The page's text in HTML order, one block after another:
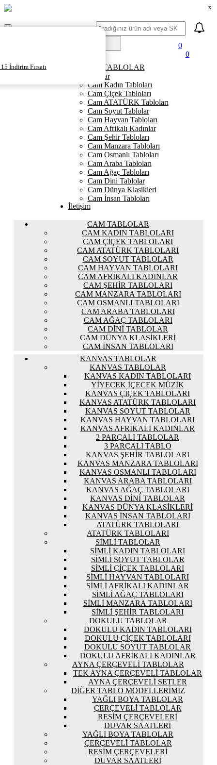
x
Mobil
Ara
İndirim Fırsatı
0
0
KANVAS TABLOLAR
Cam Tablolar
Cam Kadın Tabloları
Cam Çiçek Tabloları
Cam ATATÜRK Tabloları
Cam Soyut Tablolar
Cam Hayvan Tabloları
Cam Afrikalı Kadınlar
Cam Şehir Tabloları
Cam Manzara Tabloları
Cam Osmanlı Tabloları
Cam Araba Tabloları
Cam Ağaç Tabloları
Cam Dini Tablolar
Cam Dünya Klasikleri
Cam İnsan Tabloları
İletişim
CAM TABLOLAR
CAM KADIN TABLOLARI
CAM ÇIÇEK TABLOLARI
CAM ATATÜRK TABLOLARI
CAM SOYUT TABLOLAR
CAM HAYVAN TABLOLARI
CAM AFRIKALI KADINLAR
CAM ŞEHIR TABLOLARI
CAM MANZARA TABLOLARI
CAM OSMANLI TABLOLARI
CAM ARABA TABLOLARI
CAM AĞAÇ TABLOLARI
CAM DINI TABLOLAR
CAM DÜNYA KLASIKLERI
CAM İNSAN TABLOLARI
KANVAS TABLOLAR
KANVAS TABLOLAR
KANVAS KADIN TABLOLARI
YIYECEK İÇECEK MÜZIK
KANVAS ÇIÇEK TABLOLARI
KANVAS ATATÜRK TABLOLARI
KANVAS SOYUT TABLOLAR
KANVAS HAYVAN TABLOLARI
KANVAS AFRIKALI KADINLAR
2 PARÇALI TABLOLAR
3 PARÇALI TABLO
KANVAS ŞEHIR TABLOLARI
KANVAS MANZARA TABLOLARI
KANVAS OSMANLI TABLOLARI
KANVAS ARABA TABLOLARI
KANVAS AĞAÇ TABLOLARI
KANVAS DINI TABLOLAR
KANVAS DÜNYA KLASIKLERI
KANVAS İNSAN TABLOLARI
ATATÜRK TABLOLARI
ATATÜRK TABLOLARI
SIMLI TABLOLAR
SIMLI KADIN TABLOLARI
SIMLI SOYUT TABLOLAR
SIMLI ÇIÇEK TABLOLARI
SIMLI HAYVAN TABLOLARI
SIMLI AFRIKALI KADINLAR
SIMLI AĞAÇ TABLOLARI
SIMLI MANZARA TABLOLARI
SIMLI ŞEHIR TABLOLARI
DOKULU TABLOLAR
DOKULU KADIN TABLOLARI
DOKULU ÇIÇEK TABLOLARI
DOKULU SOYUT TABLOLAR
DOKULU AFRIKALI KADINLAR
AYNA ÇERÇEVELI TABLOLAR
TEK AYNA ÇERÇEVELI TABLOLAR
AYNA ÇERÇEVELI SETLER
DIĞER TABLO MODELLERIMIZ
YAĞLI BOYA TABLOLAR
ÇERÇEVELI TABLOLAR
RESIM ÇERÇEVELERI
DUVAR SAATLERI
YAĞLI BOYA TABLOLAR
ÇERÇEVELI TABLOLAR
RESIM ÇERÇEVELERI
DUVAR SAATLERI